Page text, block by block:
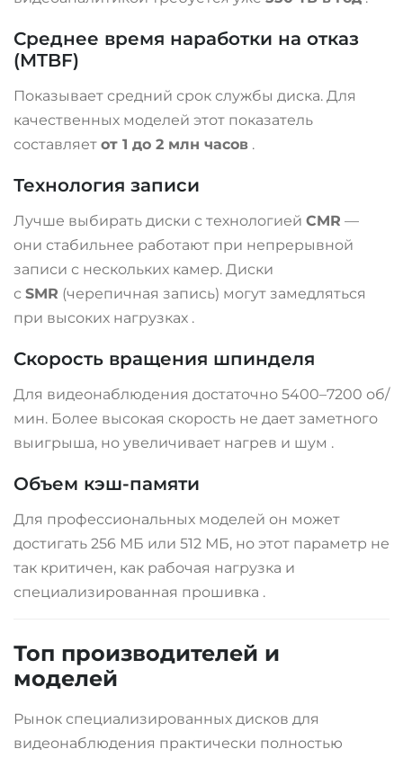
Среднее время наработки на отказ
(MTBF)
Показывает средний срок службы диска. Для
качественных моделей этот показатель
составляет от 1 до 2 млн часов .
Технология записи
Лучше выбирать диски с технологией CMR —
они стабильнее работают при непрерывной
записи с нескольких камер. Диски
с SMR (черепичная запись) могут замедляться
при высоких нагрузках .
Скорость вращения шпинделя
Для видеонаблюдения достаточно 5400–7200 об/
мин. Более высокая скорость не дает заметного
выигрыша, но увеличивает нагрев и шум .
Объем кэш-памяти
Для профессиональных моделей он может
достигать 256 МБ или 512 МБ, но этот параметр не
так критичен, как рабочая нагрузка и
специализированная прошивка .
Топ производителей и
моделей
Рынок специализированных дисков для
видеонаблюдения практически полностью